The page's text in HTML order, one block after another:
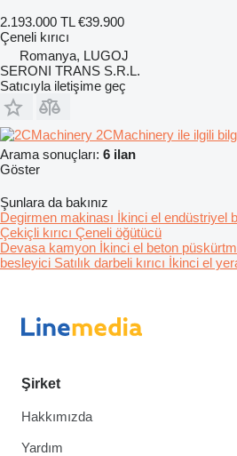
2.193.000 TL €39.900
Çeneli kırıcı
Romanya, LUGOJ
SERONI TRANS S.R.L.
Satıcıyla iletişime geç
2CMachinery ile ilgili
Arama sonuçları: 6 ilan
Göster
Şunlara da bakınız
Degirmen makinası İkinci el endüstriyel
Çekiçli kırıcı Çeneli öğütücü
Devasa kamyon İkinci el beton
besleyici Satılık darbeli kırıcı İkinci el
Şirket
Hakkımızda
Yardım